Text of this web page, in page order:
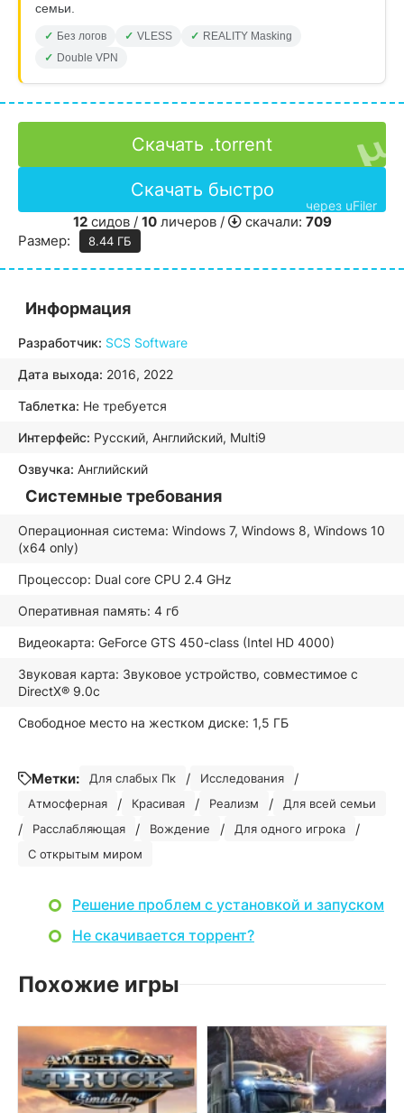
семьи.
Без логов VLESS
REALITY Masking
Double VPN
Скачать .torrent
Скачать быстро
через uFiler
12сидов / 10личеров / скачали: 709
Размер:
8.44 ГБ
Информация
Разработчик: SCS Software
Дата выхода: 2016, 2022
Таблетка: Не требуется
Интерфейс: Русский, Английский, Multi9
Озвучка: Английский
Системные требования
Операционная система: Windows 7, Windows 8, Windows 10
(x64 only)
Процессор: Dual core CPU 2.4 GHz
Оперативная память: 4 гб
Видеокарта: GeForce GTS 450-class (Intel HD 4000)
Звуковая карта: Звуковое устройство, совместимое с
DirectX® 9.0с
Свободное место на жестком диске: 1,5 ГБ
Метки: Для слабых Пк / Исследования /
Атмосферная / Красивая / Реализм / Для всей семьи
/ Расслабляющая / Вождение / Для одного игрока /
С открытым миром
Решение проблем с установкой и запуском
Не скачивается торрент?
Похожие игры